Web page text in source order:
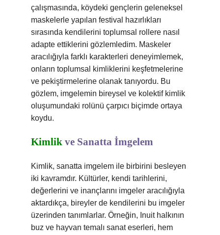
çalışmasında, köydeki gençlerin geleneksel
maskelerle yapılan festival hazırlıkları
sırasında kendilerini toplumsal rollere nasıl
adapte ettiklerini gözlemledim. Maskeler
aracılığıyla farklı karakterleri deneyimlemek,
onların toplumsal kimliklerini keşfetmelerine
ve pekiştirmelerine olanak tanıyordu. Bu
gözlem, imgelemin bireysel ve kolektif kimlik
oluşumundaki rolünü çarpıcı biçimde ortaya
koydu.
Kimlik ve Sanatta İmgelem
Kimlik, sanatta imgelem ile birbirini besleyen
iki kavramdır. Kültürler, kendi tarihlerini,
değerlerini ve inançlarını imgeler aracılığıyla
aktardıkça, bireyler de kendilerini bu imgeler
üzerinden tanımlarlar. Örneğin, Inuit halkının
buz ve hayvan temalı sanat eserleri, hem